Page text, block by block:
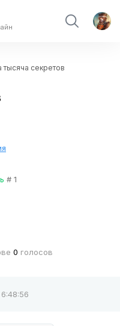
тысяча секретов
# 1
0 голосов
6:48:56